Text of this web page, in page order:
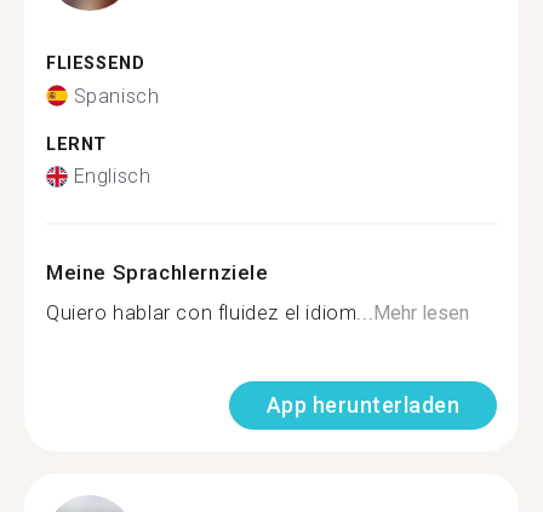
FLIESSEND
Spanisch
LERNT
Englisch
Meine Sprachlernziele
Quiero hablar con fluidez el idiom...Mehr lesen
App herunterladen